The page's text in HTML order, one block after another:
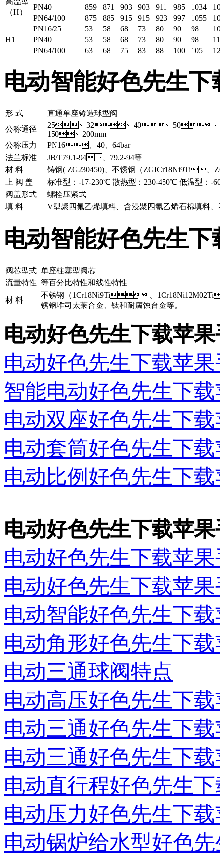
高温型
（H）
PN40
859 871 903 903 911 985 1034
PN64/100
875 885 915 915 923 997 1055
H1
PN16/25 53 58 68 73 80 90 98
PN40
53 58 68 73 80 90 98
PN64/100
63 68 75 83 88 100 105
电动智能好色先生
形 式
直通单座铸造球型阀
公称通径
25、32、40、50
150、200mm
公称压力
PN16、40、64bar
法兰标准
JB/T79.1-94、79.2-94等
材 料
铸钢( ZG230450)、不锈钢（ZGICr18Ni9Ti
上 阀 盖
标准型：-17-230℃ 散热型：230-450℃ 低温型
阀盖形式
螺栓压紧式
填 料
V型聚四氟乙烯填料、含浸聚四氰乙烯石棉填料、
电动智能好色先生
阀芯型式 单座柱塞型阀芯
流量特性 等百分比特性和线性特性
材 料
不锈钢（1Cr18Ni9Ti、
锈钢堆司太莱合金、钛和耐腐蚀台金等。
电动好色先生下载苹
电动好色先生下载苹
智能电动好色先生下
电动双座好色先生下
电动套筒好色先生下
电动比例好色先生下
电动好色先生下载苹
电动好色先生下载苹
电动好色先生下载苹
电动智能好色先生下
电动角形好色先生下
电动三通球阀特点
电动高压好色先生下
电动三通好色先生下
电动三通好色先生下
电动直行程好色先生
电动压力好色先生下
电动锅炉给水型好色